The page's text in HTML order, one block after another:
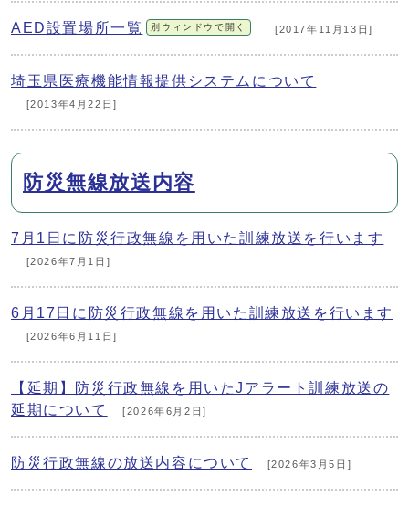
AED設置場所一覧 別ウィンドウで開く [2017年11月13日]
埼玉県医療機能情報提供システムについて
[2013年4月22日]
防災無線放送内容
7月1日に防災行政無線を用いた訓練放送を行います
[2026年7月1日]
6月17日に防災行政無線を用いた訓練放送を行います
[2026年6月11日]
【延期】防災行政無線を用いたJアラート訓練放送の
延期について
[2026年6月2日]
防災行政無線の放送内容について [2026年3月5日]